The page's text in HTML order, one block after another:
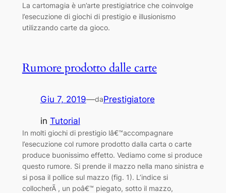
La cartomagia è un’arte prestigiatrice che coinvolge
l’esecuzione di giochi di prestigio e illusionismo
utilizzando carte da gioco.
Rumore prodotto dalle carte
Giu 7, 2019—daPrestigiatore
in Tutorial
In molti giochi di prestigio lâ€™accompagnare
l’esecuzione col rumore prodotto dalla carta o carte
produce buonissimo effetto. Vediamo come si produce
questo rumore. Si prende il mazzo nella mano sinistra e
si posa il pollice sul mazzo (fig. 1). L’indice si
collocherÃ , un poâ€™ piegato, sotto il mazzo,